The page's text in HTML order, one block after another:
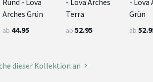
Rund - Lova
Arches Grün
ab 44.95
- Lova Arches
Terra
ab 52.95
- Lova
Grün
ab
dieser Kollektion an